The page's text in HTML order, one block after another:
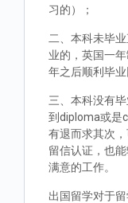
习的）；
二、本科未毕
业的，英国一
年之后顺利毕
三、本科没有
到diploma或是
有退而求其次
留信认证，也
满意的工作。
出国留学对于